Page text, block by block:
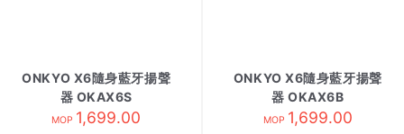
ONKYO X6隨身藍牙揚聲
器 OKAX6S
MOP 1,699.00
ONKYO X6隨身藍牙揚聲
器 OKAX6B
MOP 1,699.00